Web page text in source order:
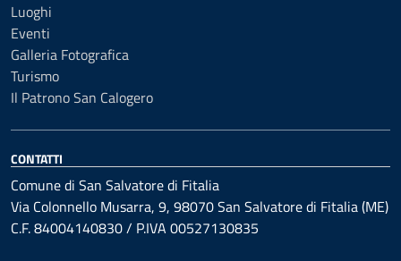
Luoghi
Eventi
Galleria Fotografica
Turismo
Il Patrono San Calogero
CONTATTI
Comune di San Salvatore di Fitalia
Via Colonnello Musarra, 9, 98070 San Salvatore di Fitalia (ME)
C.F. 84004140830 / P.IVA 00527130835